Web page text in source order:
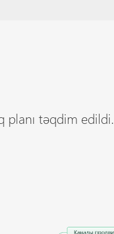
planı təqdim edildi.